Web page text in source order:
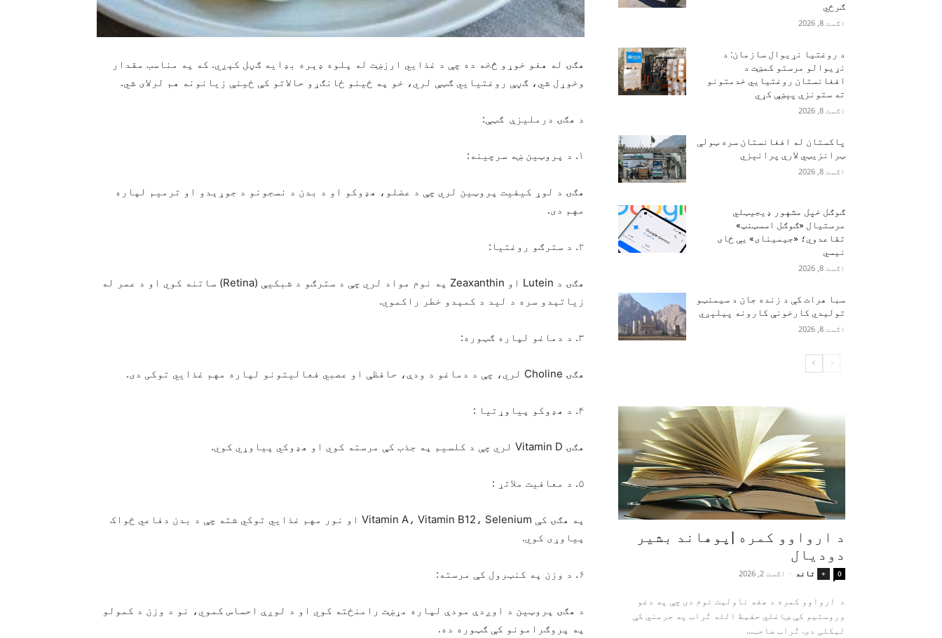
هګۍ له هغو خوړو څخه ده چې د غذایي ارزښت له پلوه ډېره بډایه ګڼل کېږي. که په مناسب مقدار
وخوړل شي، ګڼې روغتیایي ګټې لري، خو په ځینو ځانګړو حالاتو کې ځینې زیانونه هم لرلای شي.
د هګۍ درملیزې ګټې:
۱. د پروټین ښه سرچینه:
هګۍ د لوړ کیفیت پروټین لري چې د عضلو، هډوکو او د بدن د نسجونو د جوړېدو او ترمیم لپاره
مهم دی.
۲. د سترګو روغتیا:
هګۍ د Lutein او Zeaxanthin په نوم مواد لري چې د سترګو د شبکیې (Retina) ساتنه کوي او د عمر له
زیاتېدو سره د لید د کمېدو خطر راکموي.
۳. د دماغو لپاره ګټوره:
هګۍ Choline لري، چې د دماغو د ودې، حافظې او عصبي فعالیتونو لپاره مهم غذایي توکی دی.
۴. د هډوکو پیاوړتیا :
هګۍ Vitamin D لري چې د کلسیم په جذب کې مرسته کوي او هډوکي پیاوړي کوي.
۵. د معافیت ملاتړ :
په هګۍ کې Vitamin A، Vitamin B12، Selenium او نور مهم غذایي توکي شته چې د بدن دفاعي ځواک
پیاوړی کوي.
۶. د وزن په کنټرول کې مرسته:
د هګۍ پروټین د اوږدې مودې لپاره مړښت رامنځته کوي او د لوږې احساس کموي، نو د وزن د کمولو
په پروګرامونو کې ګټوره ده.
ګرځي
اګست 8, 2026
د روغتیا نړیوال سازمان: د
نړیوالو مرستو کمښت د
افغانستان روغتیايي خدمتونو
ته ستونزې پېښې کړي
اګست 8, 2026
پاکستان له افغانستان سره ټولې
ټرانزیټي لارې پرانېزي
اګست 8, 2026
ګوګل خپل مشهور ډیجیټلي
مرستیال «ګوګل اسسټنټ»
تقاعدوي؛ «جیمینای» یې ځای
نیسي
اګست 8, 2026
سبا هرات کې د زنده جان د سیمنټو
تولیدي کارخونې کارونه پیلېږي
اګست 8, 2026
د ارواوو کمره |پوهاند بشیر
دودیال
+ تاند - اګست 2, 2026 0
د ارواوو کمره د هغه ناولیت نوم دی چې په دغو
وروستیو کې ښاغلي حفیظ الله تُراب په جرمني کې
لیکلی دی. تُراب صاحب...